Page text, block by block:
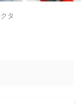
タ